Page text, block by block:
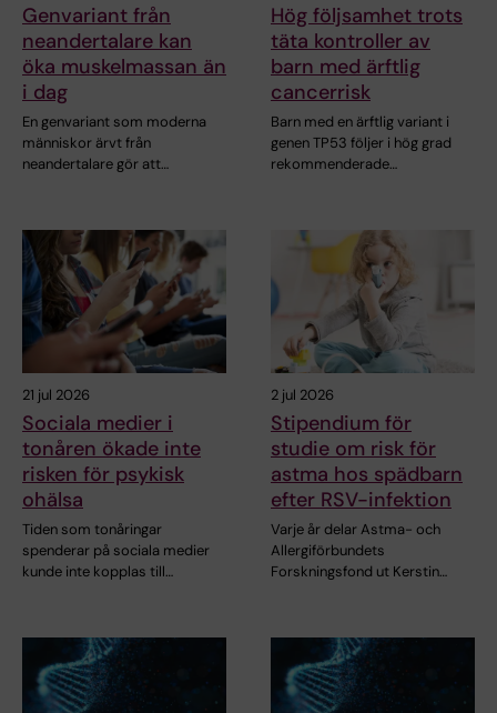
Genvariant från
neandertalare kan
öka muskelmassan än
i dag
En genvariant som moderna
människor ärvt från
neandertalare gör att…
Hög följsamhet trots
täta kontroller av
barn med ärftlig
cancerrisk
Barn med en ärftlig variant i
genen TP53 följer i hög grad
rekommenderade…
21 jul 2026
Sociala medier i
tonåren ökade inte
risken för psykisk
ohälsa
Tiden som tonåringar
spenderar på sociala medier
kunde inte kopplas till…
2 jul 2026
Stipendium för
studie om risk för
astma hos spädbarn
efter RSV-infektion
Varje år delar Astma- och
Allergiförbundets
Forskningsfond ut Kerstin…